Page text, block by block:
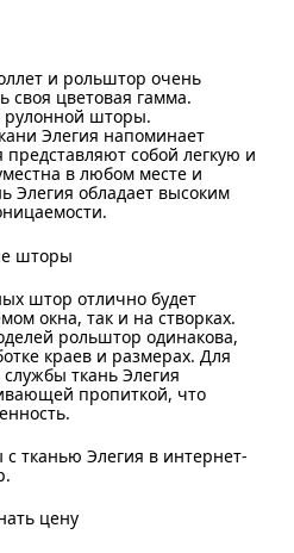
и рольштор очень
своя цветовая гамма.
рулонной шторы.
Элегия напоминает
представляют собой легкую и
в любом месте и
Элегия обладает высоким
штор отлично будет
окна, так и на створках.
рольштор одинакова,
краев и размерах. Для
ткань Элегия
пропиткой, что
тканью Элегия в интернет-
цену